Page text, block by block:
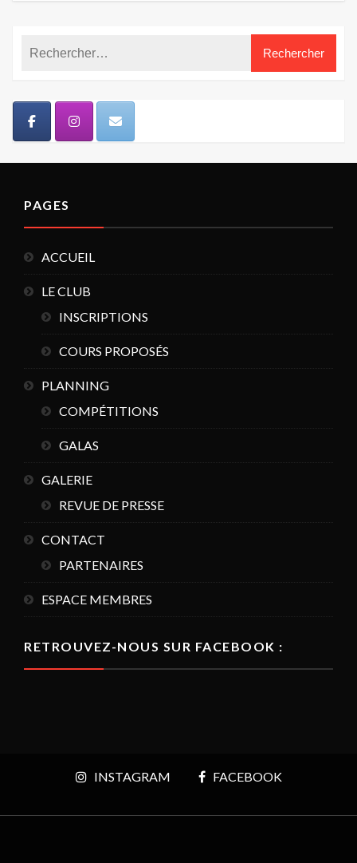
PAGES
ACCUEIL
LE CLUB
INSCRIPTIONS
COURS PROPOSÉS
PLANNING
COMPÉTITIONS
GALAS
GALERIE
REVUE DE PRESSE
CONTACT
PARTENAIRES
ESPACE MEMBRES
RETROUVEZ-NOUS SUR FACEBOOK :
INSTAGRAM FACEBOOK